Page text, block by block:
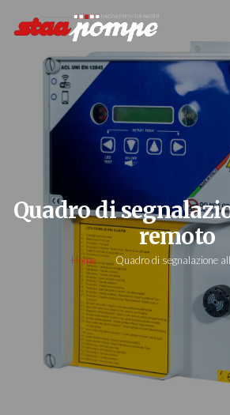
Quadro di
remoto
Home Quadro di segnalazione